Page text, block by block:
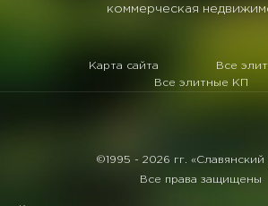
коммерческая
Карта сайта
Все
Все элитные КП
©1995 - 2026 гг. «Славянский
Все права защищены